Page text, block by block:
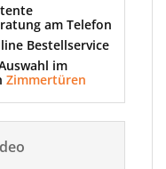
am Telefon
Bestellservice
im
Zimmertüren